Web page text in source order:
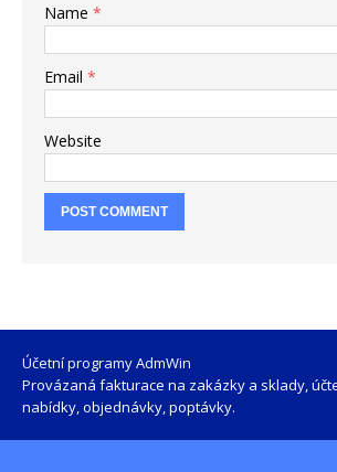
Name *
Email *
Website
Účetní programy AdmWin
Provázaná fakturace na zakázky a sklady,
nabídky, objednávky, poptávky.